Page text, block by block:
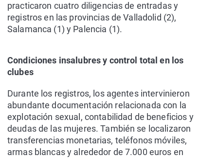
practicaron cuatro diligencias de entradas y
registros en las provincias de Valladolid (2),
Salamanca (1) y Palencia (1).
Condiciones insalubres y control total en los
clubes
Durante los registros, los agentes intervinieron
abundante documentación relacionada con la
explotación sexual, contabilidad de beneficios y
deudas de las mujeres. También se localizaron
transferencias monetarias, teléfonos móviles,
armas blancas y alrededor de 7.000 euros en